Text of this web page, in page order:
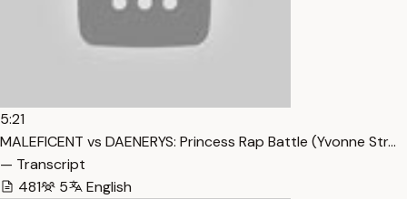
5:21
MALEFICENT vs DAENERYS: Princess Rap Battle (Yvonne Str…
— Transcript
481
5 English